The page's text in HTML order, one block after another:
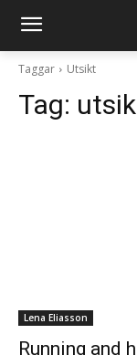
Taggar Utsikt
Tag:
Lena Eliasson
Running and